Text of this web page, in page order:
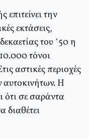
την
εκτάσεις,
του ’50 η
τόνοι
αστικές περιοχές
αυτοκινήτων. Η
σε σαράντα
διαθέτει